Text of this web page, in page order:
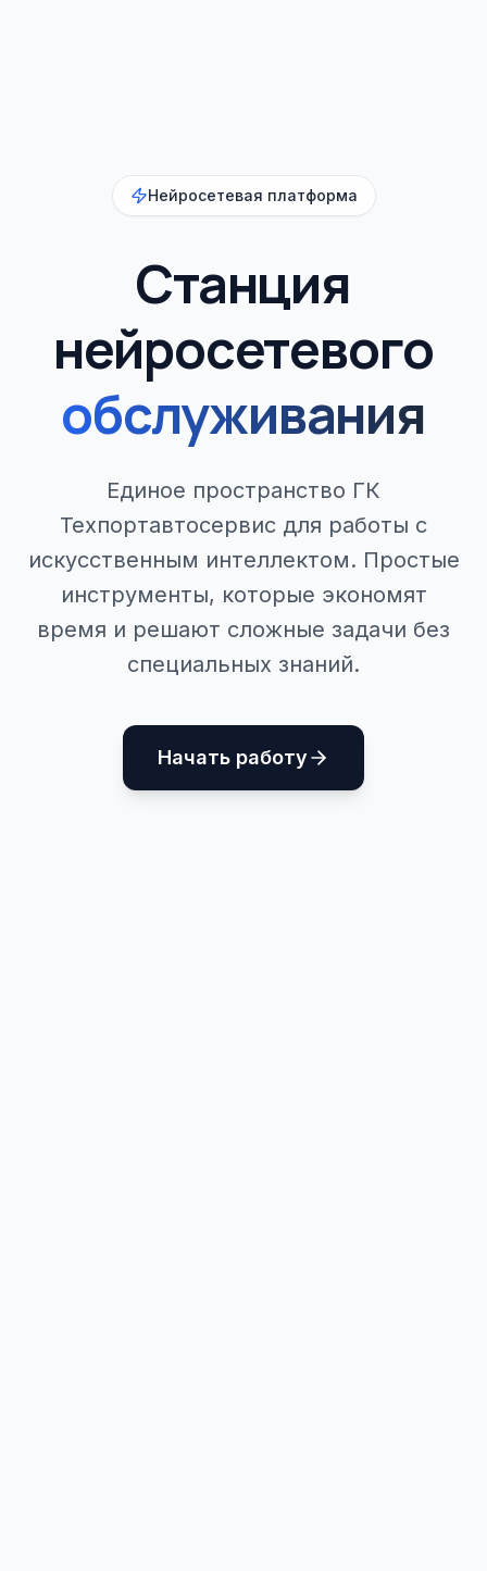
Нейросетевая платформа
Станция
нейросетевого
обслуживания
Единое пространство ГК
Техпортавтосервис для работы с
искусственным интеллектом. Простые
инструменты, которые экономят
время и решают сложные задачи без
специальных знаний.
Начать работу